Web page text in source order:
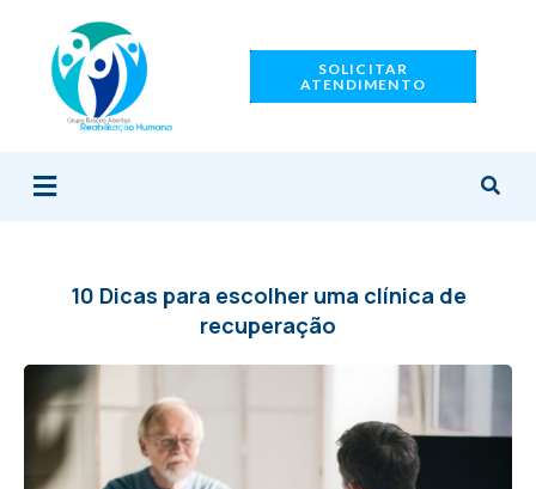
conteúdo
SOLICITAR
ATENDIMENTO
Menu
10 Dicas para escolher uma clínica de
recuperação